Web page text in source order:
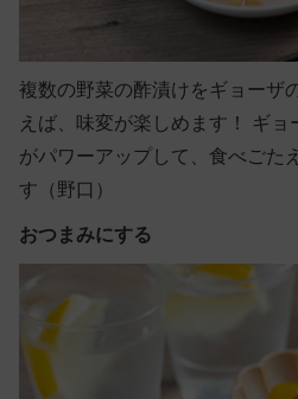
複数の野菜の酢漬けをギョーザ
えば、味変が楽しめます！ ギョ
がパワーアップして、食べごた
す（野口）
おつまみにする